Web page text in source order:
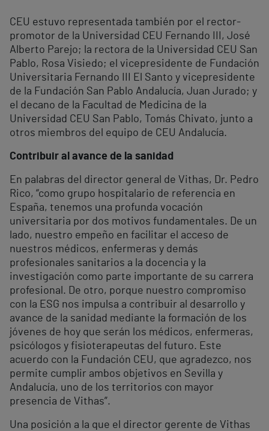
CEU estuvo representada también por el rector-
promotor de la Universidad CEU Fernando III, José
Alberto Parejo; la rectora de la Universidad CEU San
Pablo, Rosa Visiedo; el vicepresidente de Fundación
Universitaria Fernando III El Santo y vicepresidente
de la Fundación San Pablo Andalucía, Juan Jurado; y
el decano de la Facultad de Medicina de la
Universidad CEU San Pablo, Tomás Chivato, junto a
otros miembros del equipo de CEU Andalucía.
Contribuir al avance de la sanidad
En palabras del director general de Vithas, Dr. Pedro
Rico, “como grupo hospitalario de referencia en
España, tenemos una profunda vocación
universitaria por dos motivos fundamentales. De un
lado, nuestro empeño en facilitar el acceso de
nuestros médicos, enfermeras y demás
profesionales sanitarios a la docencia y la
investigación como parte importante de su carrera
profesional. De otro, porque nuestro compromiso
con la ESG nos impulsa a contribuir al desarrollo y
avance de la sanidad mediante la formación de los
jóvenes de hoy que serán los médicos, enfermeras,
psicólogos y fisioterapeutas del futuro. Este
acuerdo con la Fundación CEU, que agradezco, nos
permite cumplir ambos objetivos en Sevilla y
Andalucía, uno de los territorios con mayor
presencia de Vithas”.
Una posición a la que el director gerente de Vithas